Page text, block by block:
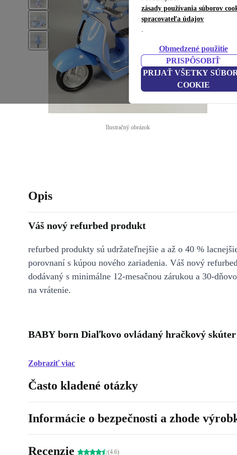
zásady používania súborov
spracovateľa údajov
.
Obmedzené použitie
PRISPÔSOBIŤ
PRIJAŤ VŠETKY
COOKIE
Ilustračný obrázok
Opis
Váš nový refurbed produkt
refurbed produkty sú udržateľnejšie a až o 40 %
porovnaní s kúpou nového zariadenia. Váš nový
dodávaný s minimálne 12-mesačnou zárukou a 30-
na vrátenie.
BABY born Diaľkovo ovládaný hračkový
Zobraziť viac
Často kladené otázky
Informácie o bezpečnosti a zhode
Recenzie (4.6)